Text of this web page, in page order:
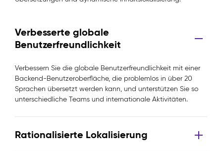
Verbesserte globale
Benutzerfreundlichkeit
Verbessern Sie die globale Benutzerfreundlichkeit mit einer
Backend-Benutzeroberfläche, die problemlos in über 20
Sprachen übersetzt werden kann, und unterstützen Sie so
unterschiedliche Teams und internationale Aktivitäten.
Rationalisierte Lokalisierung